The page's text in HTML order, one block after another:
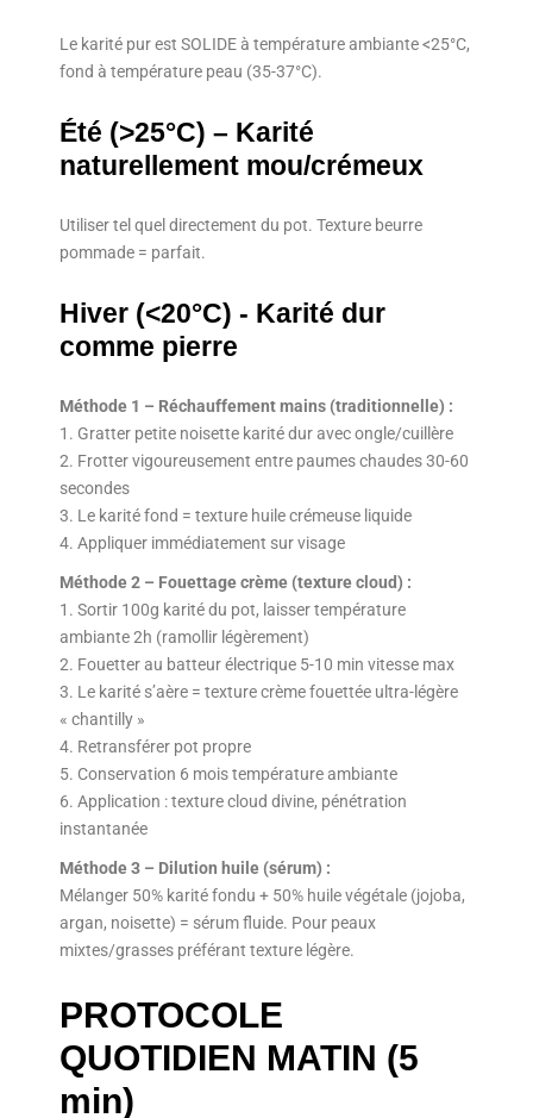
Le karité pur est SOLIDE à température ambiante <25°C,
fond à température peau (35-37°C).
Été (>25°C) – Karité
naturellement mou/crémeux
Utiliser tel quel directement du pot. Texture beurre
pommade = parfait.
Hiver (<20°C) - Karité dur
comme pierre
Méthode 1 – Réchauffement mains (traditionnelle) :
1. Gratter petite noisette karité dur avec ongle/cuillère
2. Frotter vigoureusement entre paumes chaudes 30-60
secondes
3. Le karité fond = texture huile crémeuse liquide
4. Appliquer immédiatement sur visage
Méthode 2 – Fouettage crème (texture cloud) :
1. Sortir 100g karité du pot, laisser température
ambiante 2h (ramollir légèrement)
2. Fouetter au batteur électrique 5-10 min vitesse max
3. Le karité s’aère = texture crème fouettée ultra-légère
« chantilly »
4. Retransférer pot propre
5. Conservation 6 mois température ambiante
6. Application : texture cloud divine, pénétration
instantanée
Méthode 3 – Dilution huile (sérum) :
Mélanger 50% karité fondu + 50% huile végétale (jojoba,
argan, noisette) = sérum fluide. Pour peaux
mixtes/grasses préférant texture légère.
PROTOCOLE
QUOTIDIEN MATIN (5
min)